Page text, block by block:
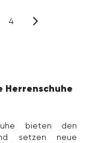
4
Herrenschuhe
bieten den
setzen neue